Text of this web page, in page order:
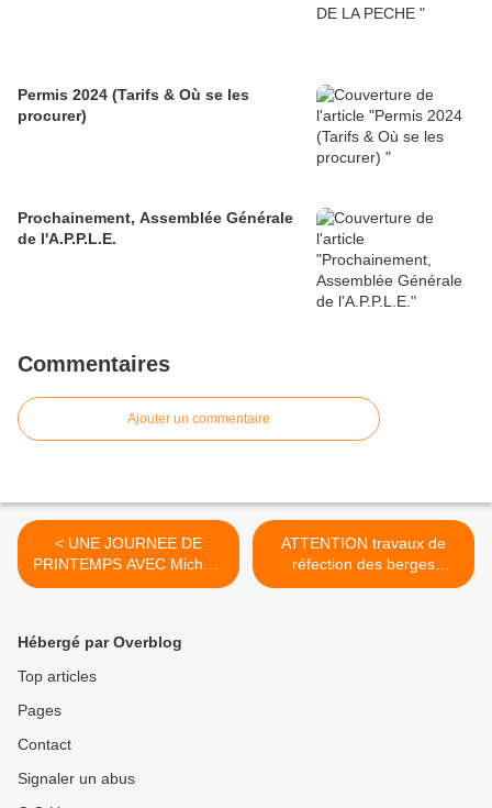
Permis 2024 (Tarifs & Où se les
procurer)
Prochainement, Assemblée Générale
de l'A.P.P.L.E.
Commentaires
Ajouter un commentaire
< UNE JOURNEE DE
PRINTEMPS AVEC Michael
BROADLEY
ATTENTION travaux de
réfection des berges
presqu'ile aux fleurs >
Hébergé par Overblog
Top articles
Pages
Contact
Signaler un abus